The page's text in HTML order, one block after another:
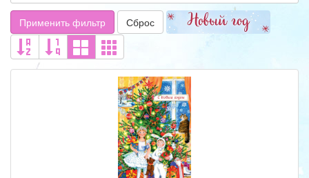
Применить фильтр Сброс